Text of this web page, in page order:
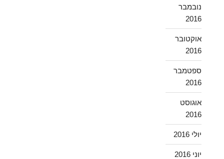
נובמבר
2016
אוקטובר
2016
ספטמבר
2016
אוגוסט
2016
יולי 2016
יוני 2016